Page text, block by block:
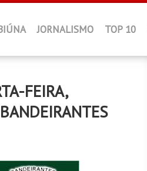
JORNALISMO TOP 10
FEIRA,